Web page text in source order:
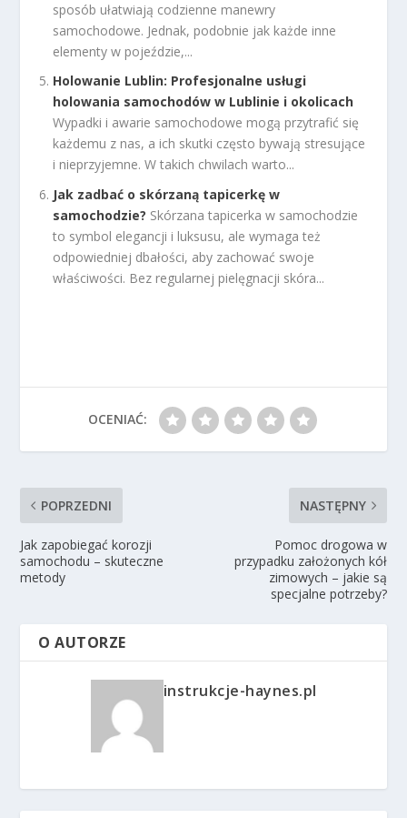
sposób ułatwiają codzienne manewry
samochodowe. Jednak, podobnie jak każde inne
elementy w pojeździe,...
Holowanie Lublin: Profesjonalne usługi
holowania samochodów w Lublinie i okolicach
Wypadki i awarie samochodowe mogą przytrafić się
każdemu z nas, a ich skutki często bywają stresujące
i nieprzyjemne. W takich chwilach warto...
Jak zadbać o skórzaną tapicerkę w
samochodzie? Skórzana tapicerka w samochodzie
to symbol elegancji i luksusu, ale wymaga też
odpowiedniej dbałości, aby zachować swoje
właściwości. Bez regularnej pielęgnacji skóra...
OCENIAĆ:
POPRZEDNI
Jak zapobiegać korozji
samochodu – skuteczne
metody
NASTĘPNY
Pomoc drogowa w
przypadku założonych kół
zimowych – jakie są
specjalne potrzeby?
O AUTORZE
instrukcje-haynes.pl